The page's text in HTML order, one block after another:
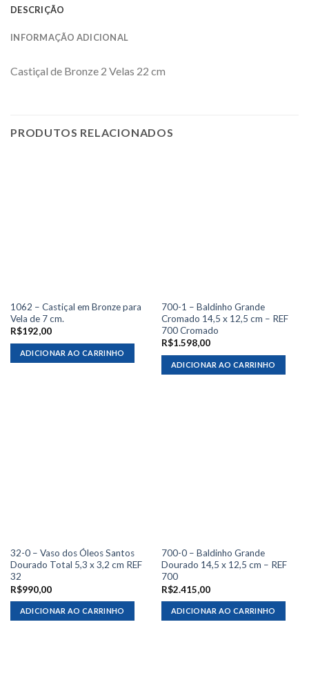
DESCRIÇÃO
INFORMAÇÃO ADICIONAL
Castiçal de Bronze 2 Velas 22 cm
PRODUTOS RELACIONADOS
1062 – Castiçal em Bronze para
Vela de 7 cm.
R$192,00
ADICIONAR AO CARRINHO
700-1 – Baldinho Grande
Cromado 14,5 x 12,5 cm – REF
700 Cromado
R$1.598,00
ADICIONAR AO CARRINHO
32-0 – Vaso dos Óleos Santos
Dourado Total 5,3 x 3,2 cm REF
32
R$990,00
ADICIONAR AO CARRINHO
700-0 – Baldinho Grande
Dourado 14,5 x 12,5 cm – REF
700
R$2.415,00
ADICIONAR AO CARRINHO